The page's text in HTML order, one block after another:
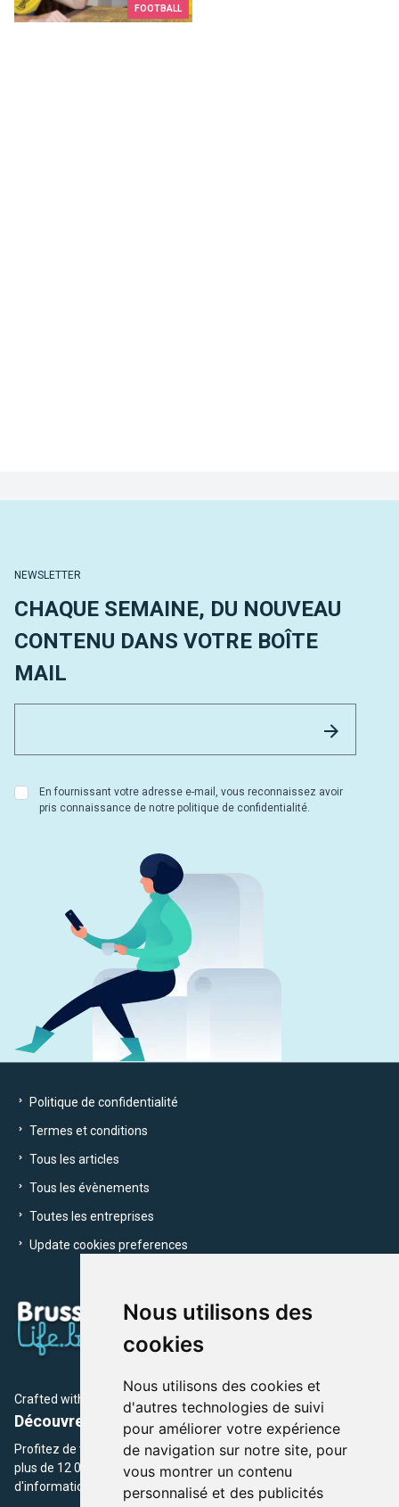
Nous utilisons des
cookies
Nous utilisons des cookies et
d'autres technologies de suivi
pour améliorer votre expérience
de navigation sur notre site, pour
vous montrer un contenu
personnalisé et des publicités
FOOTBALL
NEWSLETTER
CHAQUE SEMAINE, DU NOUVEAU
CONTENU DANS VOTRE BOÎTE
MAIL
En fournissant votre adresse e-mail, vous reconnaissez avoir
pris connaissance de notre politique de confidentialité.
Politique de confidentialité
Termes et conditions
Tous les articles
Tous les évènements
Toutes les entreprises
Update cookies preferences
Crafted with by Brusselslife Team
Découvrez plus de 12 000 adresses et événements
Profitez de toutes les sections de BrusselsLife.be et découvrez
plus de 12 000 adresses et un grand choix d'événements,
d'informations et de conseils et astuces de notre écriture.